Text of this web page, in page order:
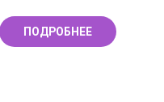
ПОДРОБНЕЕ